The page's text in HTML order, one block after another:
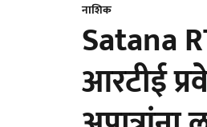
नाशिक
Satana
आरटीई